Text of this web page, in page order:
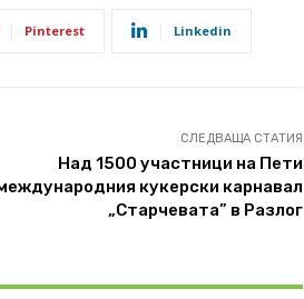
Pinterest Linkedin
СЛЕДВАЩА СТАТИЯ
Над 1500 участници на Пети
кукерски карнавал
„Старчевата” в Разлог